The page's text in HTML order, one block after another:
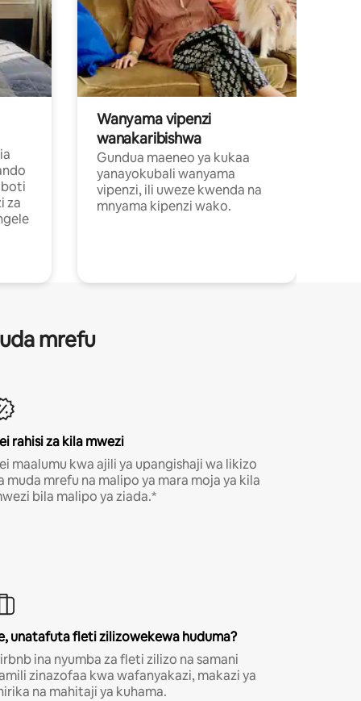
boti
za
Wanyama vipenzi
wanakaribishwa
Gundua maeneo ya kukaa
yanayokubali wanyama
vipenzi, ili uweze kwenda na
mnyama kipenzi wako.
mrefu
rahisi za kila mwezi
maalumu kwa ajili ya upangishaji wa likizo
muda mrefu na malipo ya mara moja ya kila
bila malipo ya ziada.*
unatafuta fleti zilizowekewa huduma?
ina nyumba za fleti zilizo na samani
zinazofaa kwa wafanyakazi, makazi ya
na mahitaji ya kuhama.